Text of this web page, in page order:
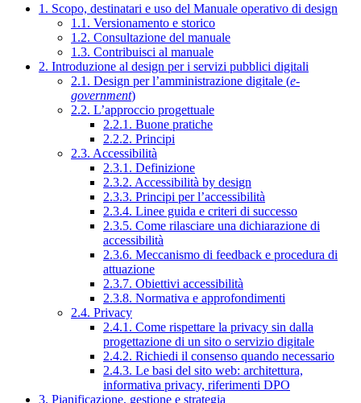
1. Scopo, destinatari e uso del Manuale operativo di design
1.1. Versionamento e storico
1.2. Consultazione del manuale
1.3. Contribuisci al manuale
2. Introduzione al design per i servizi pubblici digitali
2.1. Design per l’amministrazione digitale (e-
government)
2.2. L’approccio progettuale
2.2.1. Buone pratiche
2.2.2. Principi
2.3. Accessibilità
2.3.1. Definizione
2.3.2. Accessibilità by design
2.3.3. Principi per l’accessibilità
2.3.4. Linee guida e criteri di successo
2.3.5. Come rilasciare una dichiarazione di
accessibilità
2.3.6. Meccanismo di feedback e procedura di
attuazione
2.3.7. Obiettivi accessibilità
2.3.8. Normativa e approfondimenti
2.4. Privacy
2.4.1. Come rispettare la privacy sin dalla
progettazione di un sito o servizio digitale
2.4.2. Richiedi il consenso quando necessario
2.4.3. Le basi del sito web: architettura,
informativa privacy, riferimenti DPO
3. Pianificazione, gestione e strategia